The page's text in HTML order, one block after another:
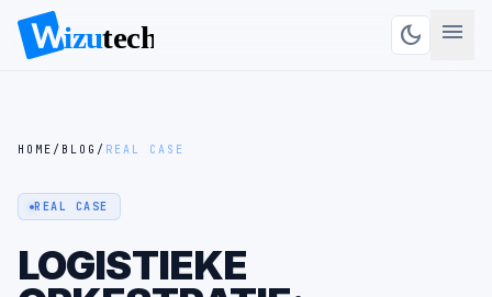
dark_mode menu
HOME / BLOG / REAL CASE
REAL CASE
LOGISTIEKE